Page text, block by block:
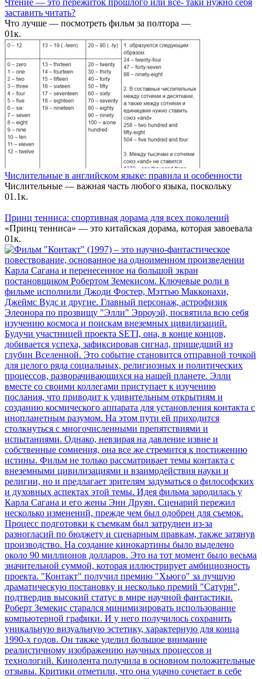
Чтение — это пережиток прошлого или все- таки нужно себя
заставить читать?
Что лучше — посмотреть фильм за полтора —
01к.
Числительные в английском языке: правила и особенности
Числительные — важная часть любого языка, поскольку
01.1к.
Принц тенниса: спортивная дорама для всех поколений
«Принц тенниса» — это китайская дорама, которая завоевала
01к.